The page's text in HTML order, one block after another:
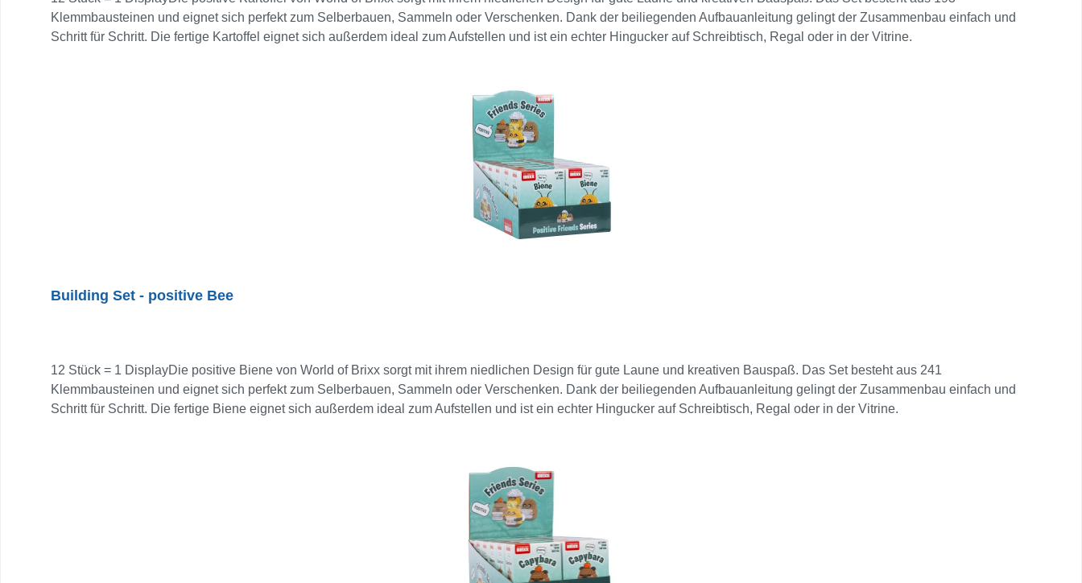
Klemmbausteinen und eignet sich perfekt zum Selberbauen, Sammeln oder Verschenken. Dank der beiliegenden Aufbauanleitung gelingt der Zusammenbau einfach und
Schritt für Schritt. Die fertige Kartoffel eignet sich außerdem ideal zum Aufstellen und ist ein echter Hingucker auf Schreibtisch, Regal oder in der Vitrine.
Building Set - positive Bee
12 Stück = 1 DisplayDie positive Biene von World of Brixx sorgt mit ihrem niedlichen Design für gute Laune und kreativen Bauspaß. Das Set besteht aus 241
Klemmbausteinen und eignet sich perfekt zum Selberbauen, Sammeln oder Verschenken. Dank der beiliegenden Aufbauanleitung gelingt der Zusammenbau einfach und
Schritt für Schritt. Die fertige Biene eignet sich außerdem ideal zum Aufstellen und ist ein echter Hingucker auf Schreibtisch, Regal oder in der Vitrine.